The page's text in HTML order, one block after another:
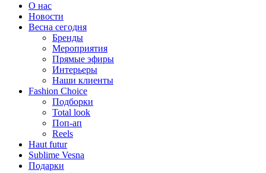
О нас
Новости
Весна сегодня
Бренды
Меро­приятия
Прямые эфиры
Интерьеры
Наши клиенты
Fashion Choice
Подборки
Total look
Поп-ап
Reels
Haut futur
Sublime Vesna
Подарки